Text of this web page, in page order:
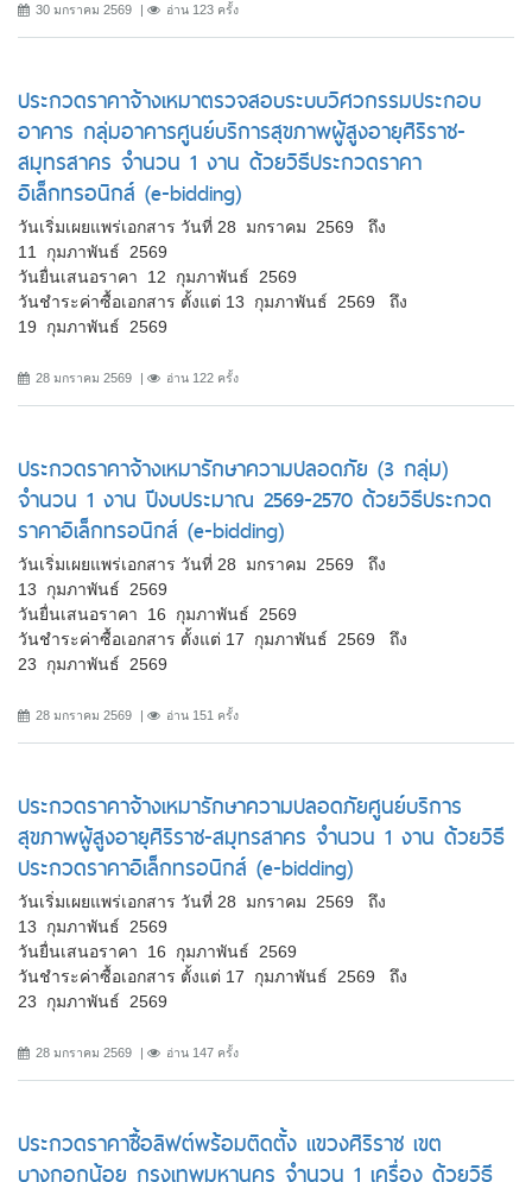
30 มกราคม 2569 อ่าน 123 ครั้ง
ประกวดราคาจ้างเหมาตรวจสอบระบบวิศวกรรมประกอบ
อาคาร กลุ่มอาคารศูนย์บริการสุขภาพผู้สูงอายุศิริราช-
สมุทรสาคร จำนวน 1 งาน ด้วยวิธีประกวดราคา
อิเล็กทรอนิกส์ (e-bidding)
วันเริ่มเผยแพร่เอกสาร วันที่ 28 มกราคม 2569 ถึง
11 กุมภาพันธ์ 2569
วันยื่นเสนอราคา 12 กุมภาพันธ์ 2569
วันชำระค่าซื้อเอกสาร ตั้งแต่ 13 กุมภาพันธ์ 2569 ถึง
19 กุมภาพันธ์ 2569
28 มกราคม 2569 อ่าน 122 ครั้ง
ประกวดราคาจ้างเหมารักษาความปลอดภัย (3 กลุ่ม)
จำนวน 1 งาน ปีงบประมาณ 2569-2570 ด้วยวิธีประกวด
ราคาอิเล็กทรอนิกส์ (e-bidding)
วันเริ่มเผยแพร่เอกสาร วันที่ 28 มกราคม 2569 ถึง
13 กุมภาพันธ์ 2569
วันยื่นเสนอราคา 16 กุมภาพันธ์ 2569
วันชำระค่าซื้อเอกสาร ตั้งแต่ 17 กุมภาพันธ์ 2569 ถึง
23 กุมภาพันธ์ 2569
28 มกราคม 2569 อ่าน 151 ครั้ง
ประกวดราคาจ้างเหมารักษาความปลอดภัยศูนย์บริการ
สุขภาพผู้สูงอายุศิริราช-สมุทรสาคร จำนวน 1 งาน ด้วยวิธี
ประกวดราคาอิเล็กทรอนิกส์ (e-bidding)
วันเริ่มเผยแพร่เอกสาร วันที่ 28 มกราคม 2569 ถึง
13 กุมภาพันธ์ 2569
วันยื่นเสนอราคา 16 กุมภาพันธ์ 2569
วันชำระค่าซื้อเอกสาร ตั้งแต่ 17 กุมภาพันธ์ 2569 ถึง
23 กุมภาพันธ์ 2569
28 มกราคม 2569 อ่าน 147 ครั้ง
ประกวดราคาซื้อลิฟต์พร้อมติดตั้ง แขวงศิริราช เขต
บางกอกน้อย กรุงเทพมหานคร จำนวน 1 เครื่อง ด้วยวิธี